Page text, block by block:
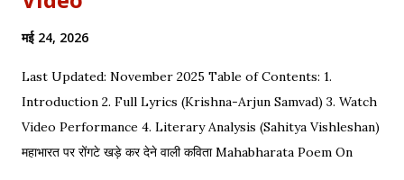
मई 24, 2026
Last Updated: November 2025 Table of Contents: 1.
Introduction 2. Full Lyrics (Krishna-Arjun Samvad) 3. Watch
Video Performance 4. Literary Analysis (Sahitya Vishleshan)
महाभारत पर रोंगटे खड़े कर देने वाली कविता Mahabharata Poem On